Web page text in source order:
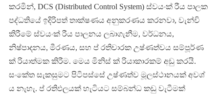
කරමින්, DCS (Distributed Control System) ස්වයංක් රීය පාලක
පද්ධතියේ ඉදිරිපත් තාක්ෂණය අනුකරණය කරනවා, වැන්චි
කිරීමේ ස්වයංක් රීය පාලනය ලබාගැනීම, වර්ධනය,
නිෂ්පාදනය, මීරණය, සහ ප් රතිචාරක උෂ්ණත්වය සම්පූර්ණ
ක් රියාත්මක කිරීම. මෙය මිනිස් ක් රියාකාරකම් අඩු කරයි.
සංකේත සැකසුමට පිටිපස්සේ උෂ්ණත්ව මූලස්ථානයක් අවශ්
ය නැහැ. ප් රතිඵලයක් හැටියට සම්බන්ධ කඩු වැටීමක්